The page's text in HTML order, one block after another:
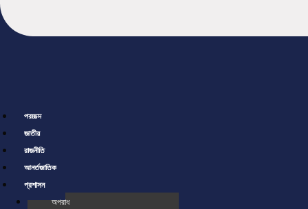
প্রচ্ছদ
জাতীয়
রাজনীতি
আর্ন্তজাতিক
প্রশাসন
অপরাধ